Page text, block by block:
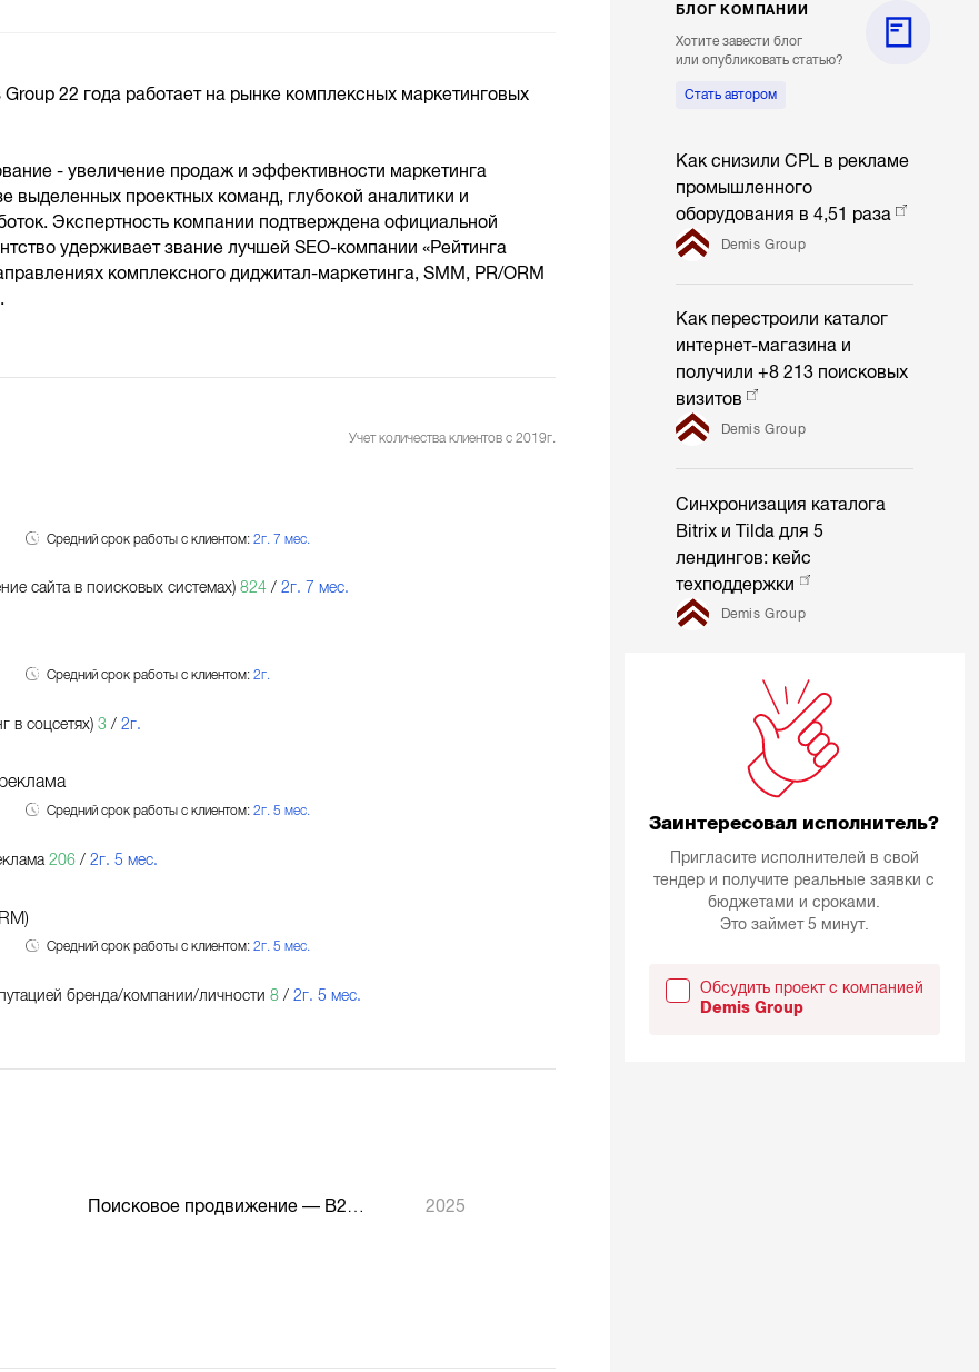
Group 22 года работает на рынке комплексных маркетинговых
- увеличение продаж и эффективности маркетинга
выделенных проектных команд, глубокой аналитики и
Экспертность компании подтверждена официальной
удерживает звание лучшей SEO-компании «Рейтинга
комплексного диджитал-маркетинга, SMM, PR/ORM
Учет количества клиентов с 2019г.
Средний срок работы с клиентом: 2г. 7 мес.
сайта в поисковых системах) 824/ 2г. 7 мес.
Средний срок работы с клиентом: 2г.
в соцсетях) 3 / 2г.
Средний срок работы с клиентом: 2г. 5 мес.
206/ 2г. 5 мес.
Средний срок работы с клиентом: 2г. 5 мес.
бренда/компании/личности 8/ 2г. 5 мес.
Поисковое продвижение — B2B-продвижение, место 3 2025
БЛОГ КОМПАНИИ
Хотите завести блог
или опубликовать статью?
Стать автором
Как снизили CPL в рекламе
промышленного
оборудования в 4,51 раза
Demis Group
Как перестроили каталог
интернет-магазина и
получили +8 213 поисковых
визитов
Demis Group
Синхронизация каталога
Bitrix и Tilda для 5
лендингов: кейс
техподдержки
Demis Group
Заинтересовал исполнитель?
Пригласите исполнителей в свой
тендер и получите реальные заявки с
бюджетами и сроками.
Это займет 5 минут.
Обсудить проект с компанией
Demis Group